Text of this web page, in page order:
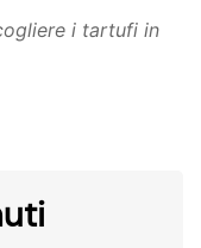
i tartufi in